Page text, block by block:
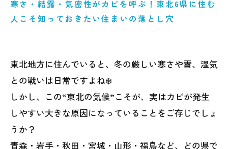
寒さ・結露・気密性がカビを呼ぶ！東北6県に住む
人こそ知っておきたい住まいの落とし穴
東北地方に住んでいると、冬の厳しい寒さや雪、湿気
との戦いは日常ですよね❄️
しかし、この“東北の気候”こそが、実はカビが発生
しやすい大きな原因になっていることをご存じでしょ
うか？
青森・岩手・秋田・宮城・山形・福島など、どの県で